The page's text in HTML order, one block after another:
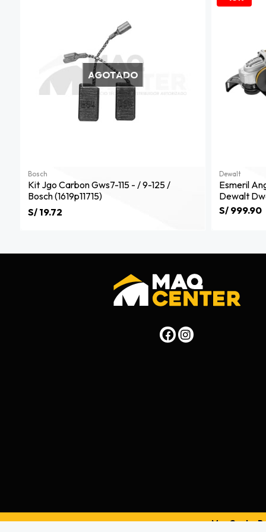
AGOTADO
Bosch
Kit Jgo Carbon Gws7-115 - / 9-125 /
Bosch (1619p11715)
S/ 19.72
Dewalt
Esmeril
Dewalt
S/ 999.90